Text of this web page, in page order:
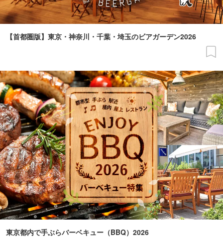
【首都圏版】東京・神奈川・千葉・埼玉のビアガーデン2026
東京都内で手ぶらバーベキュー（BBQ）2026